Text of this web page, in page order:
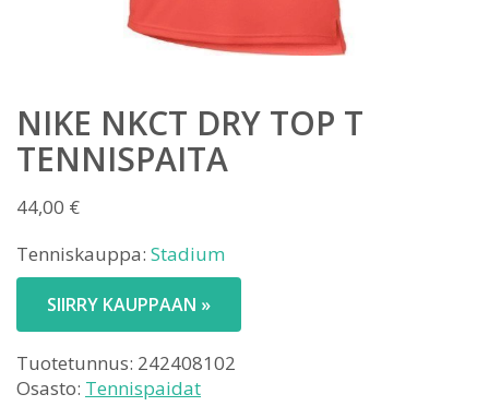
NIKE NKCT DRY TOP T
TENNISPAITA
44,00 €
Tenniskauppa: Stadium
SIIRRY KAUPPAAN »
Tuotetunnus: 242408102
Osasto: Tennispaidat